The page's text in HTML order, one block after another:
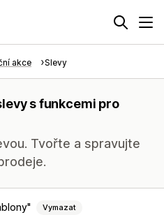
akce Slevy
s funkcemi pro
Tvořte a spravujte
Vymazat